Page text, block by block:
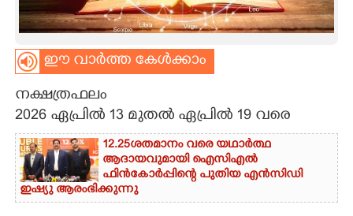
ASTRO
CARTOONS
LITERATURE
ZOOM
ഈ വാർത്ത കേൾക്കാം
നക്ഷത്രഫലം
2026 ഏപ്രിൽ 13 മുതൽ ഏപ്രിൽ 19 വരെ
12.25ശതമാനം വരെ യഥാർത്ഥ
ആദായവുമായി ഐസിഎൽ
ഫിൻകോർപ്പിന്റെ പുതിയ എൻസിഡി
ഇഷ്യു ആരംഭിക്കുന്നു